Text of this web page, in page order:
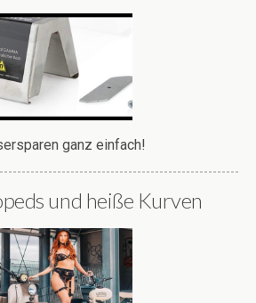
ganz einfach!
und heiße Kurven